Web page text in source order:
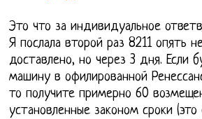
Это что за индивидуальное
Я послала второй раз 8211 опять
доставлено, но через 3 дня. Если
машину в офилированной
то получите примерно 60
установленные законом сроки (это